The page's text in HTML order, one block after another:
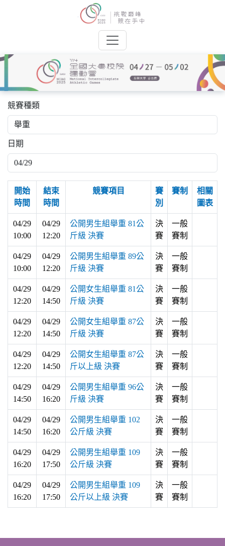
競賽種類
日期
開始
時間
結束
時間
競賽項目
賽
別
賽制
相關
圖表
04/29
10:00
04/29
12:20
公開男生組舉重 81公
斤級 決賽
決
賽
一般
賽制
04/29
10:00
04/29
12:20
公開男生組舉重 89公
斤級 決賽
決
賽
一般
賽制
04/29
12:20
04/29
14:50
公開女生組舉重 81公
斤級 決賽
決
賽
一般
賽制
04/29
12:20
04/29
14:50
公開女生組舉重 87公
斤級 決賽
決
賽
一般
賽制
04/29
12:20
04/29
14:50
公開女生組舉重 87公
斤以上級 決賽
決
賽
一般
賽制
04/29
14:50
04/29
16:20
公開男生組舉重 96公
斤級 決賽
決
賽
一般
賽制
04/29
14:50
04/29
16:20
公開男生組舉重 102
公斤級 決賽
決
賽
一般
賽制
04/29
16:20
04/29
17:50
公開男生組舉重 109
公斤級 決賽
決
賽
一般
賽制
04/29
16:20
04/29
17:50
公開男生組舉重 109
公斤以上級 決賽
決
賽
一般
賽制